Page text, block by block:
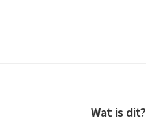
Wat is dit?